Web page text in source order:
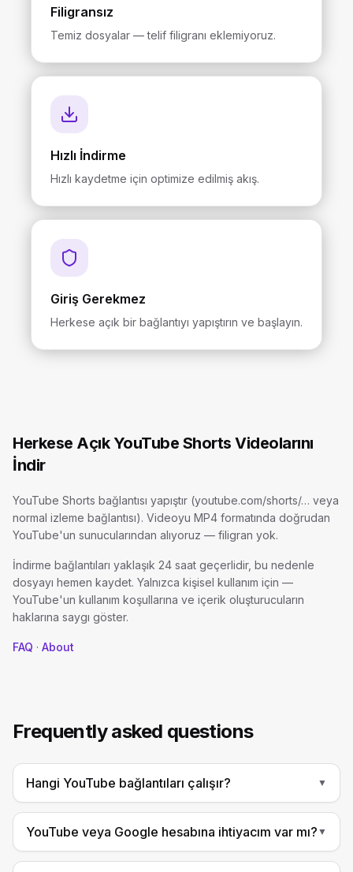
Filigransız
Temiz dosyalar — telif filigranı eklemiyoruz.
Hızlı İndirme
Hızlı kaydetme için optimize edilmiş akış.
Giriş Gerekmez
Herkese açık bir bağlantıyı yapıştırın ve başlayın.
Herkese Açık YouTube Shorts Videolarını
İndir
YouTube Shorts bağlantısı yapıştır (youtube.com/shorts/… veya
normal izleme bağlantısı). Videoyu MP4 formatında doğrudan
YouTube'un sunucularından alıyoruz — filigran yok.
İndirme bağlantıları yaklaşık 24 saat geçerlidir, bu nedenle
dosyayı hemen kaydet. Yalnızca kişisel kullanım için —
YouTube'un kullanım koşullarına ve içerik oluşturucuların
haklarına saygı göster.
FAQ · About
Frequently asked questions
Hangi YouTube bağlantıları çalışır? ▼
YouTube veya Google hesabına ihtiyacım var mı? ▼